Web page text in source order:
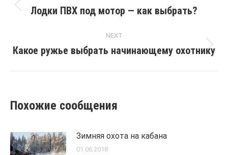
navigation
Previous
Лодки ПВХ под мотор — как выбрать?
NEXT
Next
Какое ружье выбрать начинающему охотнику
Похожие сообщения
Зимняя охота на кабана
01.06.2018